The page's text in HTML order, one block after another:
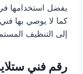
يفضل استخدامها في
كما لا يوصي بها
إلى التنظيف
رقم فني